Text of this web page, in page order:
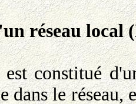
réseau local
constitué
dans le réseau,